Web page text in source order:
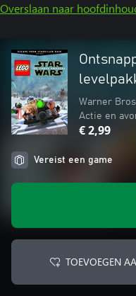
Overslaan naar
Warner
Actie en
€ 2,99
Vereist een game
TOEVOEGEN